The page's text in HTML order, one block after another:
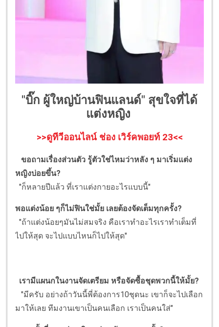
"บิ๊ก ผู้ใหญ่บ้านฟินแลนด์" สุขใจที่ได้
แต่งหญิง
>>ดูทีวีออนไลน์ ช่อง เวิร์คพอยท์ 23<<
ขอถามเรื่องส่วนตัว รู้ตัวใช่ไหมว่าหลัง ๆ มาเริ่มแต่ง
หญิงบ่อยขึ้น?
"ก็หลายปีแล้ว ที่เราแต่งกายอะไรแบบนี้"
พอแต่งน้อย ๆก็ไม่ฟินใช่มั้ย เลยต้องจัดเต็มทุกครั้ง?
"ถ้าแต่งน้อยๆมันไม่สมจริง คือเราทำอะไรเราทำเต็มที่
ไปให้สุด จะไปแบบไหนก็ไปให้สุด"
เรามีแผนกในงานจัดเตรียม หรือจัดซื้อชุดพวกนี้ให้มั้ย?
"มีครับ อย่างถ้าวันนี้พี่ต้องการ10ชุดนะ เขาก็จะไปเลือก
มาให้เลย ทีมงานเขาเป็นคนเลือก เราเป็นคนใส่"